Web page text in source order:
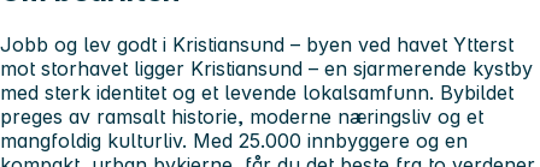
Jobb og lev godt i Kristiansund – byen ved havet Ytterst
mot storhavet ligger Kristiansund – en sjarmerende kystby
med sterk identitet og et levende lokalsamfunn. Bybildet
preges av ramsalt historie, moderne næringsliv og et
mangfoldig kulturliv. Med 25.000 innbyggere og en